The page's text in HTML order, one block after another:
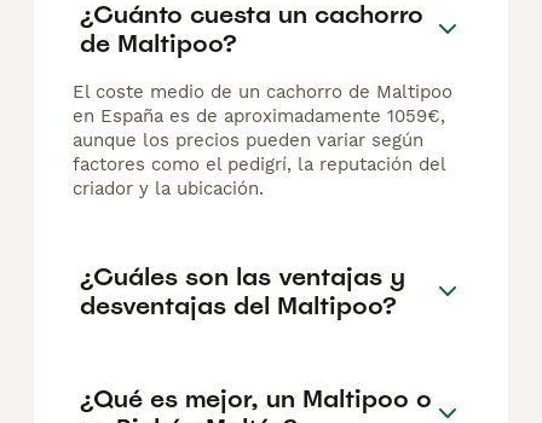
¿Cuánto cuesta un cachorro
de Maltipoo?
El coste medio de un cachorro de Maltipoo
en España es de aproximadamente 1059€,
aunque los precios pueden variar según
factores como el pedigrí, la reputación del
criador y la ubicación.
¿Cuáles son las ventajas y
desventajas del Maltipoo?
¿Qué es mejor, un Maltipoo o